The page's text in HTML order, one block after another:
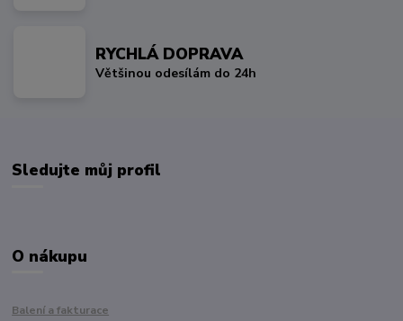
RYCHLÁ DOPRAVA
Většinou odesílám do 24h
Sledujte můj profil
O nákupu
Balení a fakturace